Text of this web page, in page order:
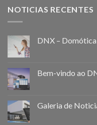
NOTICIAS RECENTES
DNX –
Bem-vindo ao
Galeria de